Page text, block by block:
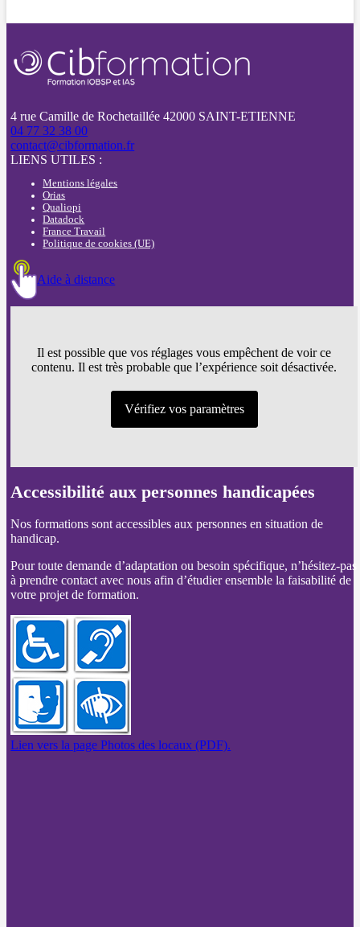
4 rue Camille de Rochetaillée 42000 SAINT-ETIENNE
04 77 32 38 00
contact@cibformation.fr
LIENS UTILES :
Mentions légales
Orias
Qualiopi
Datadock
France Travail
Politique de cookies (UE)
Aide à distance
Il est possible que vos réglages vous empêchent de voir ce
contenu. Il est très probable que l’expérience soit désactivée.
Vérifiez vos paramètres
Accessibilité aux personnes handicapées
Nos formations sont accessibles aux personnes en situation de
handicap.
Pour toute demande d’adaptation ou besoin spécifique, n’hésitez-pas
à prendre contact avec nous afin d’étudier ensemble la faisabilité de
votre projet de formation.
Lien vers la page Photos des locaux (PDF).